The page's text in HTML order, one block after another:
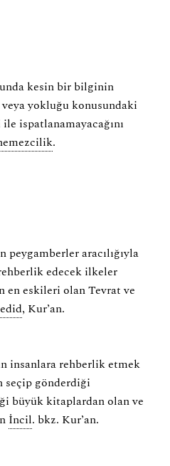
kesin bir bilginin
veya yokluğu konusundaki
ispatlanamayacağını
.
peygamberler aracılığıyla
edecek ilkeler
en eskileri olan Tevrat ve
, Kur’an.
insanlara rehberlik etmek
seçip gönderdiği
büyük kitaplardan olan ve
İncil. bkz. Kur’an.